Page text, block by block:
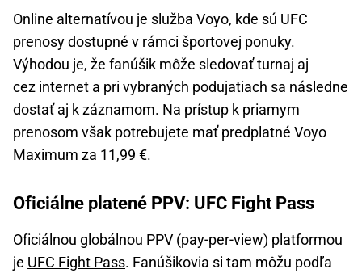
Online alternatívou je služba Voyo, kde sú UFC
prenosy dostupné v rámci športovej ponuky.
Výhodou je, že fanúšik môže sledovať turnaj aj
cez internet a pri vybraných podujatiach sa následne
dostať aj k záznamom. Na prístup k priamym
prenosom však potrebujete mať predplatné Voyo
Maximum za 11,99 €.
Oficiálne platené PPV: UFC Fight Pass
Oficiálnou globálnou PPV (pay-per-view) platformou
je UFC Fight Pass. Fanúšikovia si tam môžu podľa